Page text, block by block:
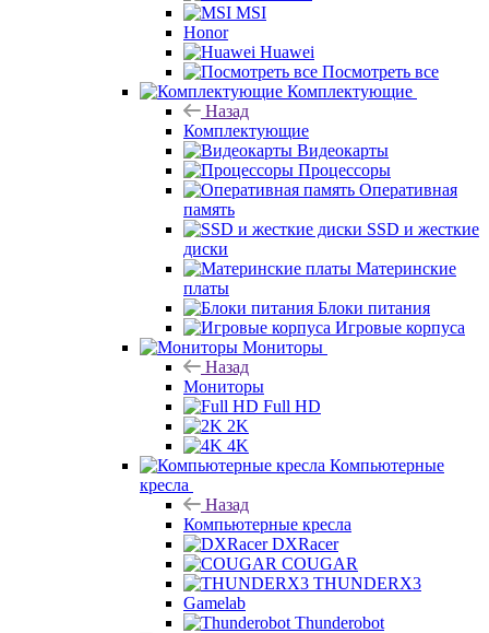
MSI
Honor
Huawei
Посмотреть все
Комплектующие
Назад
Комплектующие
Видеокарты
Процессоры
Оперативная
память
SSD и жесткие
диски
Материнские
платы
Блоки питания
Игровые корпуса
Мониторы
Назад
Мониторы
Full HD
2K
4K
Компьютерные
кресла
Назад
Компьютерные кресла
DXRacer
COUGAR
THUNDERX3
Gamelab
Thunderobot